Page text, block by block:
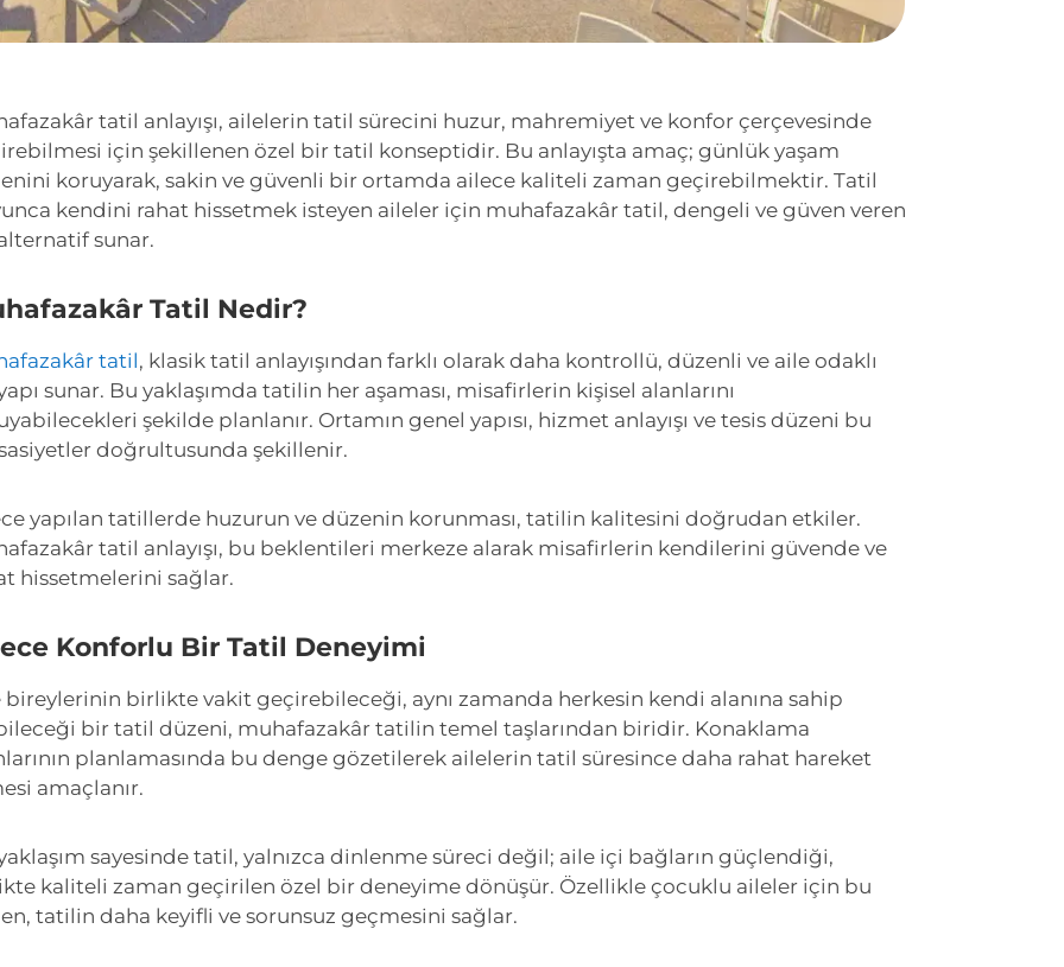
tatil anlayışı, ailelerin tatil sürecini huzur, mahremiyet ve konfor çerçevesinde
için şekillenen özel bir tatil konseptidir. Bu anlayışta amaç; günlük yaşam
koruyarak, sakin ve güvenli bir ortamda ailece kaliteli zaman geçirebilmektir. Tatil
kendini rahat hissetmek isteyen aileler için muhafazakâr tatil, dengeli ve güven veren
sunar.
Tatil Nedir?
tatil, klasik tatil anlayışından farklı olarak daha kontrollü, düzenli ve aile odaklı
sunar. Bu yaklaşımda tatilin her aşaması, misafirlerin kişisel alanlarını
şekilde planlanır. Ortamın genel yapısı, hizmet anlayışı ve tesis düzeni bu
doğrultusunda şekillenir.
yapılan tatillerde huzurun ve düzenin korunması, tatilin kalitesini doğrudan etkiler.
tatil anlayışı, bu beklentileri merkeze alarak misafirlerin kendilerini güvende ve
hissetmelerini sağlar.
Konforlu Bir Tatil Deneyimi
bireylerinin birlikte vakit geçirebileceği, aynı zamanda herkesin kendi alanına sahip
bir tatil düzeni, muhafazakâr tatilin temel taşlarından biridir. Konaklama
planlamasında bu denge gözetilerek ailelerin tatil süresince daha rahat hareket
amaçlanır.
sayesinde tatil, yalnızca dinlenme süreci değil; aile içi bağların güçlendiği,
kaliteli zaman geçirilen özel bir deneyime dönüşür. Özellikle çocuklu aileler için bu
tatilin daha keyifli ve sorunsuz geçmesini sağlar.